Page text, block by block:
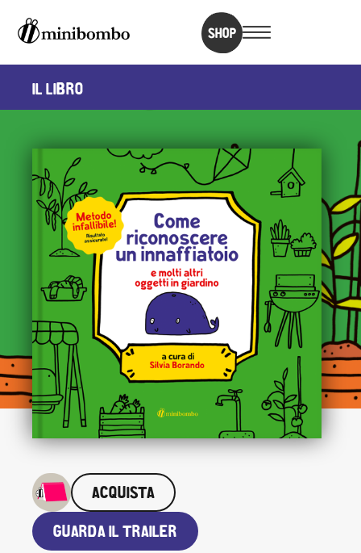
SHOP
ACQUISTA
GUARDA IL TRAILER
IL LIBRO